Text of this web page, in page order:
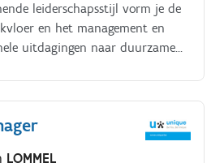
leiderschapsstijl vorm je de
en het management en
uitdagingen naar duurzame
Bewaken en optimaliseren
met aandacht voor kwaliteit,
Fungeren als verbindende
LOMMEL